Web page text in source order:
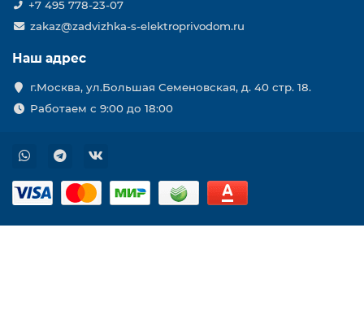
+7 495 778-23-07
zakaz@zadvizhka-s-elektroprivodom.ru
Наш адрес
г.Москва, ул.Большая Семеновская, д. 40 стр. 18.
Работаем с 9:00 до 18:00